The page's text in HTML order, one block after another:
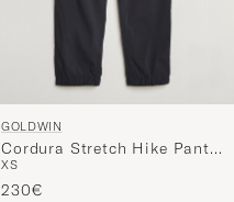
GOLDWIN
Cordura Stretch Hike Pants
Black
XS
230€